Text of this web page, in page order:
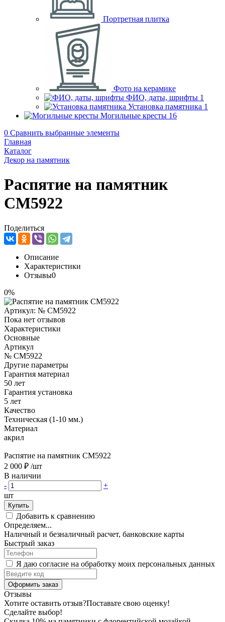
Портретная плитка
Фото на керамике
ФИО, даты, шрифты 1
Установка памятника 1
Могильные кресты 16
0 Сравнить выбранные элементы
Главная
Каталог
Декор на памятник
Распятие на памятник
CM5922
Поделиться
Описание
Характеристики
Отзывы0
0%
Артикул: № CM5922
Пока нет отзывов
Характеристики
Основные
Артикул
№ CM5922
Другие параметры
Гарантия материал
50 лет
Гарантия установка
5 лет
Качество
Техническая (1-10 мм.)
Материал
акрил
Распятие на памятник CM5922
2 000 ₽ /шт
В наличии
-
+
шт
Купить
Добавить к сравнению
Определяем...
Наличный и безналичный расчет, банковские карты
Быстрый заказ
Я даю согласие на обработку моих персональных данных
Оформить заказ
Отзывы
Хотите оставить отзыв?Поставьте свою оценку!
Сделайте выбор!